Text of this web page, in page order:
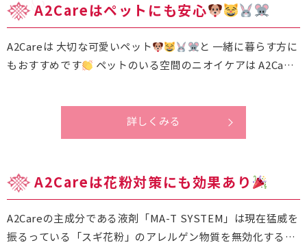
A2Careはペットにも安心
A2Careは 大切な可愛いペット
と 一緒に暮らす方に
もおすすめです
ペットのいる空間のニオイケアは A2Ca…
詳しくみる
A2Careは花粉対策にも効果あり
A2Careの主成分である液剤「MA-T SYSTEM」は現在猛威を
振るっている「スギ花粉」のアレルゲン物質を無効化する…